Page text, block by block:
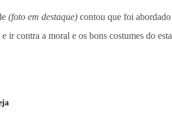
(foto em destaque) contou que foi
ir contra a moral e os bons costumes do